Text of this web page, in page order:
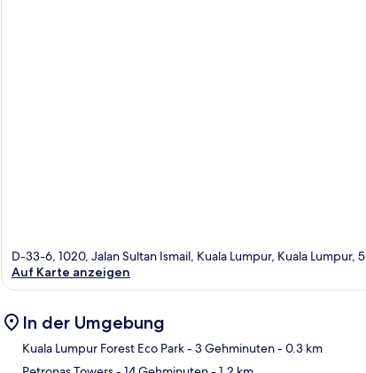
D-33-6, 1020, Jalan Sultan Ismail, Kuala Lumpur, Kuala Lumpur,
Auf Karte anzeigen
In der Umgebung
Kuala Lumpur Forest Eco Park- 3 Gehminuten- 0.3 km